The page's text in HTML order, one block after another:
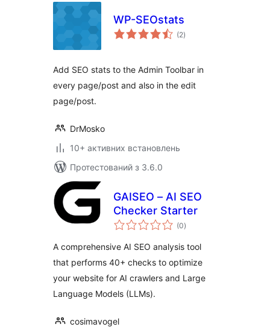
WP-SEOstats
(2загальний
рейтинг
)
Add SEO stats to the Admin Toolbar in
every page/post and also in the edit
page/post.
DrMosko
10+ активних встановлень
Протестований з 3.6.0
GAISEO – AI SEO
Checker Starter
(0загальний
рейтинг
)
A comprehensive AI SEO analysis tool
that performs 40+ checks to optimize
your website for AI crawlers and Large
Language Models (LLMs).
cosimavogel